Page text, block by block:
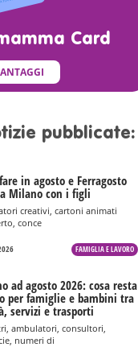
Card
pubblicate:
in agosto e Ferragosto
Milano con i figli
creativi, cartoni animati
conce
FAMIGLIA E LAVORO
ad agosto 2026: cosa resta
per famiglie e bambini tra
servizi e trasporti
ambulatori, consultori,
numeri di